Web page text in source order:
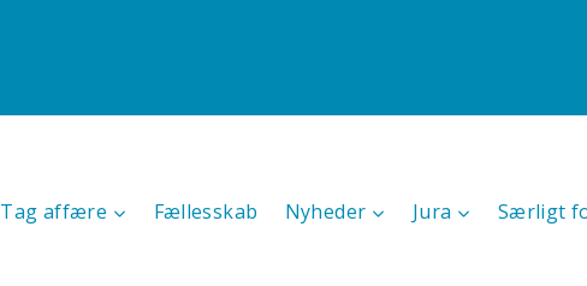
Tag affære Fællesskab Nyheder Jura Særligt